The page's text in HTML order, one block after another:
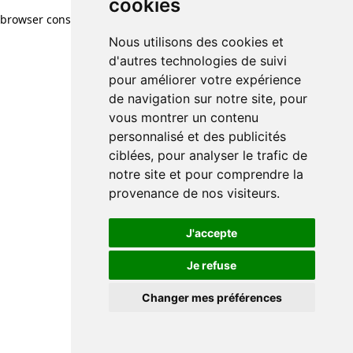
cookies
Nous utilisons des cookies et
d'autres technologies de suivi
pour améliorer votre expérience
de navigation sur notre site, pour
vous montrer un contenu
personnalisé et des publicités
ciblées, pour analyser le trafic de
notre site et pour comprendre la
provenance de nos visiteurs.
J'accepte
Je refuse
Changer mes préférences
browser console for more information)